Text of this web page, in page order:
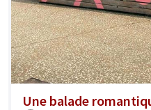
Une balade